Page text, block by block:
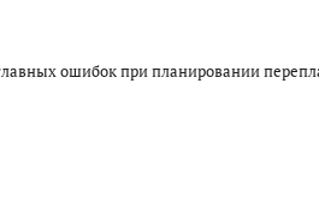
ошибок при планировании